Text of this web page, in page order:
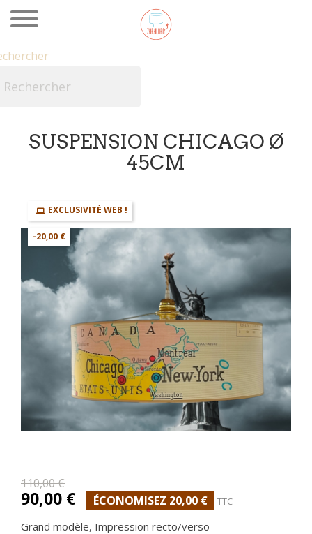
SUSPENSION CHICAGO Ø
45CM
EXCLUSIVITÉ WEB !
-20,00 €
110,00 €
90,00 € ÉCONOMISEZ 20,00 € TTC
Grand modèle, Impression recto/verso